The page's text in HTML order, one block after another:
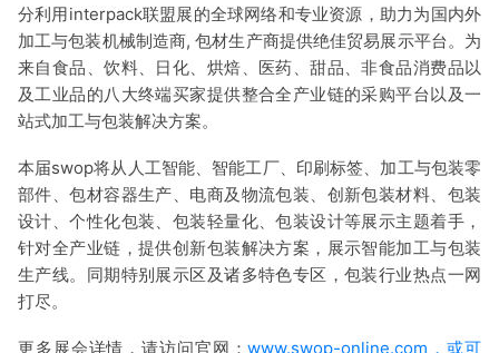
分利用interpack联盟展的全球网络和专业资源，助力为国内外
加工与包装机械制造商, 包材生产商提供绝佳贸易展示平台。为
来自食品、饮料、日化、烘焙、医药、甜品、非食品消费品以
及工业品的八大终端买家提供整合全产业链的采购平台以及一
站式加工与包装解决方案。
本届swop将从人工智能、智能工厂、印刷标签、加工与包装零
部件、包材容器生产、电商及物流包装、创新包装材料、包装
设计、个性化包装、包装轻量化、包装设计等展示主题着手，
针对全产业链，提供创新包装解决方案，展示智能加工与包装
生产线。同期特别展示区及诸多特色专区，包装行业热点一网
打尽。
更多展会详情，请访问官网：www.swop-online.com，或可